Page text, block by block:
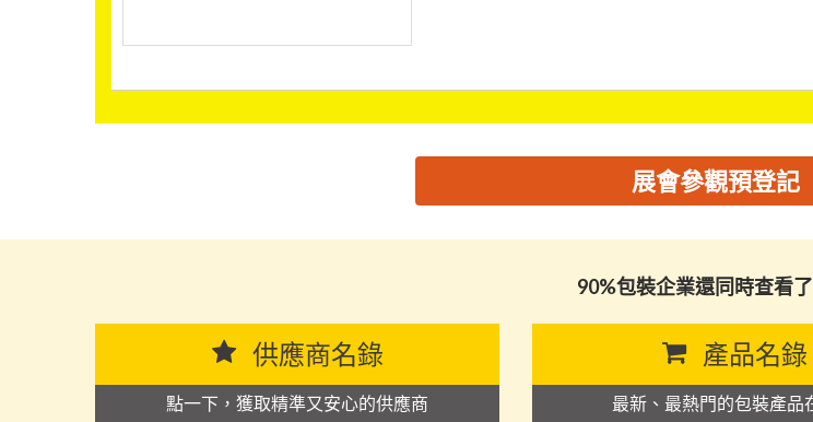
展會參觀預登記
90%包裝企業還同時查看
供應商名錄
點一下，獲取精準又安心的供應商
產品名錄
最新、最熱門的包裝產品